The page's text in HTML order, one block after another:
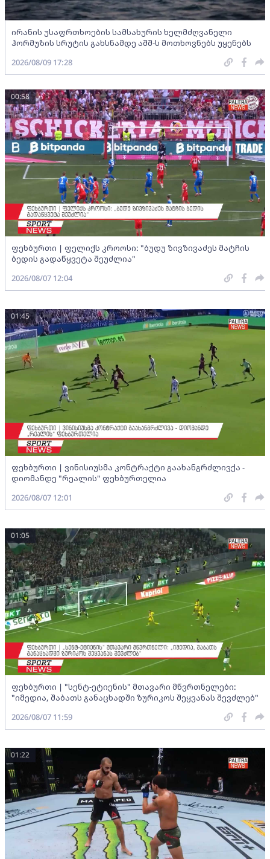
ირანის უსაფრთხოების სამსახურის ხელმძღვანელი
ჰორმუზის სრუტის გახსნამდე აშშ-ს მოთხოვნებს უყენებს
2026/08/09 17:28
ფეხბურთი | ფელიქს კროოსი: "ბუდუ ზივზივაძეს მატჩის
ბედის გადაწყვეტა შეუძლია"
00:58
2026/08/07 12:04
ფეხბურთი | ვინისიუსმა კონტრაქტი გაახანგრძლივქა -
დიომანდე "რეალის" ფეხბურთელია
01:45
2026/08/07 12:01
ფეხბურთი | "სენტ-ეტიენის" მთავარი მწვრთნელები:
"იმედია, შაბათს განაცხადში ზურიკოს შეყვანას შევძლებ"
01:05
2026/08/07 11:59
01:22